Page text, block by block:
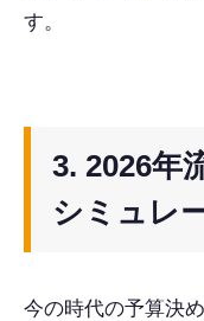
す。
3. 2026年
シミュレ
今の時代の予算決